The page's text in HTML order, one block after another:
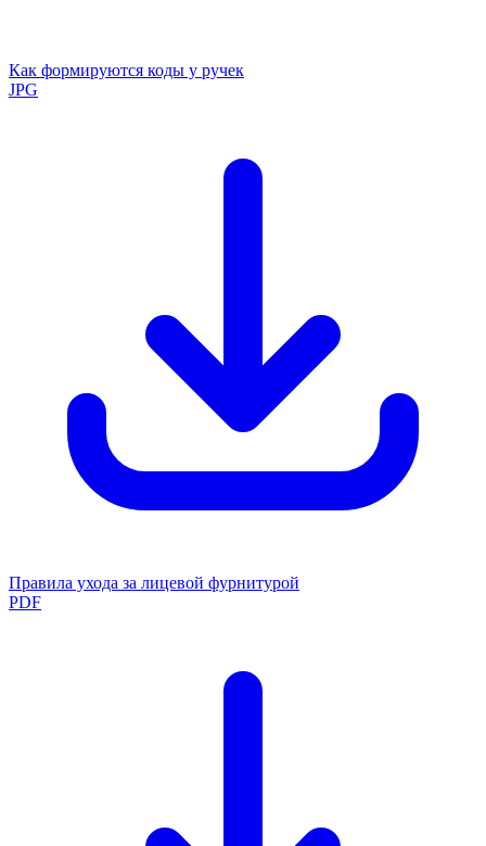
Как формируются коды у ручек
JPG
Правила ухода за лицевой фурнитурой
PDF